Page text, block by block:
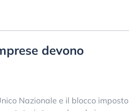
devono
Nazionale e il blocco imposto